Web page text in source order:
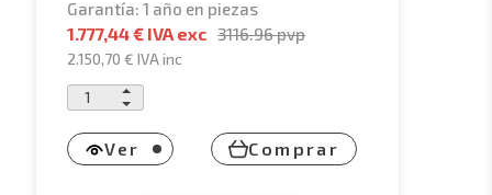
Garantía: 1 año en piezas
1.777,44 € IVA exc 3116.96pvp
2.150,70 €IVA inc
Ver Comprar